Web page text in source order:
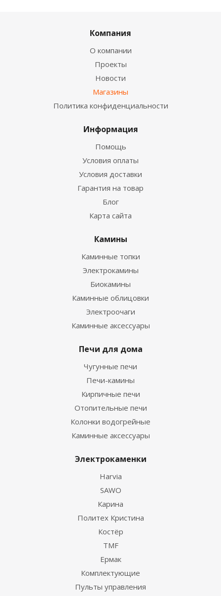
Компания
О компании
Проекты
Новости
Магазины
Политика конфиденциальности
Информация
Помощь
Условия оплаты
Условия доставки
Гарантия на товар
Блог
Карта сайта
Камины
Каминные топки
Электрокамины
Биокамины
Каминные облицовки
Электроочаги
Каминные аксессуары
Печи для дома
Чугунные печи
Печи-камины
Кирпичные печи
Отопительные печи
Колонки водогрейные
Каминные аксессуары
Электрокаменки
Harvia
SAWO
Карина
Политех Кристина
Костёр
TMF
Ермак
Комплектующие
Пульты управления